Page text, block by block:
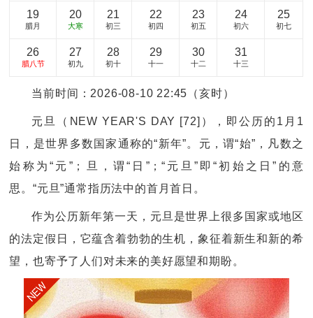
19
腊月
20
大寒
21
初三
22
初四
23
初五
24
初六
25
初七
26
腊八节
27
初九
28
初十
29
十一
30
十二
31
十三
当前时间：2026-08-10 22:45（亥时）
元旦（NEW YEAR'S DAY [72]），即公历的1月1
日，是世界多数国家通称的“新年”。元，谓“始”，凡数之
始称为“元”；旦，谓“日”；“元旦”即“初始之日”的意
思。“元旦”通常指历法中的首月首日。
作为公历新年第一天，元旦是世界上很多国家或地区
的法定假日，它蕴含着勃勃的生机，象征着新生和新的希
望，也寄予了人们对未来的美好愿望和期盼。